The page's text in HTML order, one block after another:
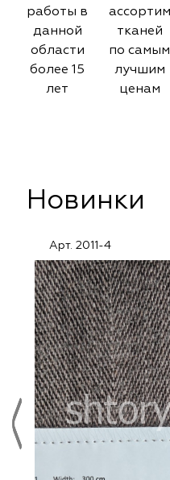
работы в
данной
области
более 15
лет
тканей
по самым
лучшим
ценам
Новинки
Арт. 2011-4